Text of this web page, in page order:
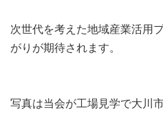
次世代を考えた地域産業活用
がりが期待されます。
写真は当会が工場見学で大川